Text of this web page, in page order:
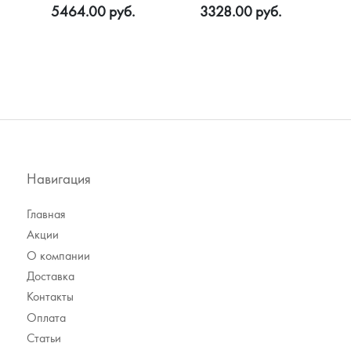
5464.00 руб.
3328.00 руб.
Навигация
Главная
Акции
О компании
Доставка
Контакты
Оплата
Статьи